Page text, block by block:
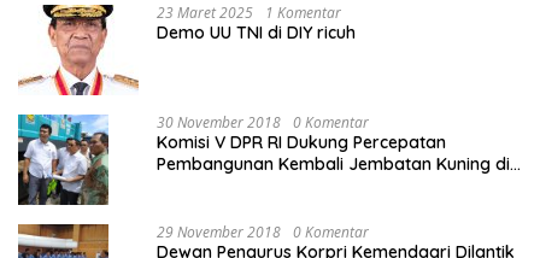
23 Maret 2025 1 Komentar
Demo UU TNI di DIY ricuh
30 November 2018 0 Komentar
Komisi V DPR RI Dukung Percepatan
Pembangunan Kembali Jembatan Kuning di
29 November 2018 0 Komentar
Dewan Pengurus Korpri Kemendagri Dilantik